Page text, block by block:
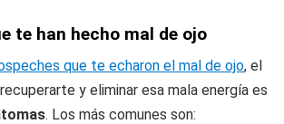
te han hecho mal de ojo
que te echaron el mal de ojo, el
y eliminar esa mala energía es
. Los más comunes son: